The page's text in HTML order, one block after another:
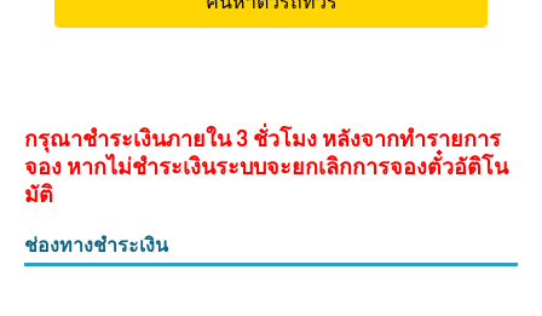
กรุณาชำระเงินภายใน 3 ชั่วโมง หลังจากทำรายการ
จอง หากไม่ชำระเงินระบบจะยกเลิกการจองตั๋วอัติโน
มัติ
ช่องทางชำระเงิน